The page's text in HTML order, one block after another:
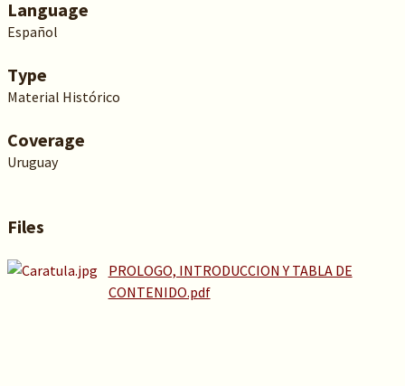
Language
Español
Type
Material Histórico
Coverage
Uruguay
Files
PROLOGO, INTRODUCCION Y TABLA DE
CONTENIDO.pdf